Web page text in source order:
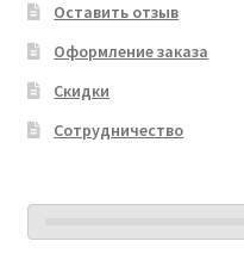
Оставить отзыв
Оформление заказа
Скидки
Сотрудничество